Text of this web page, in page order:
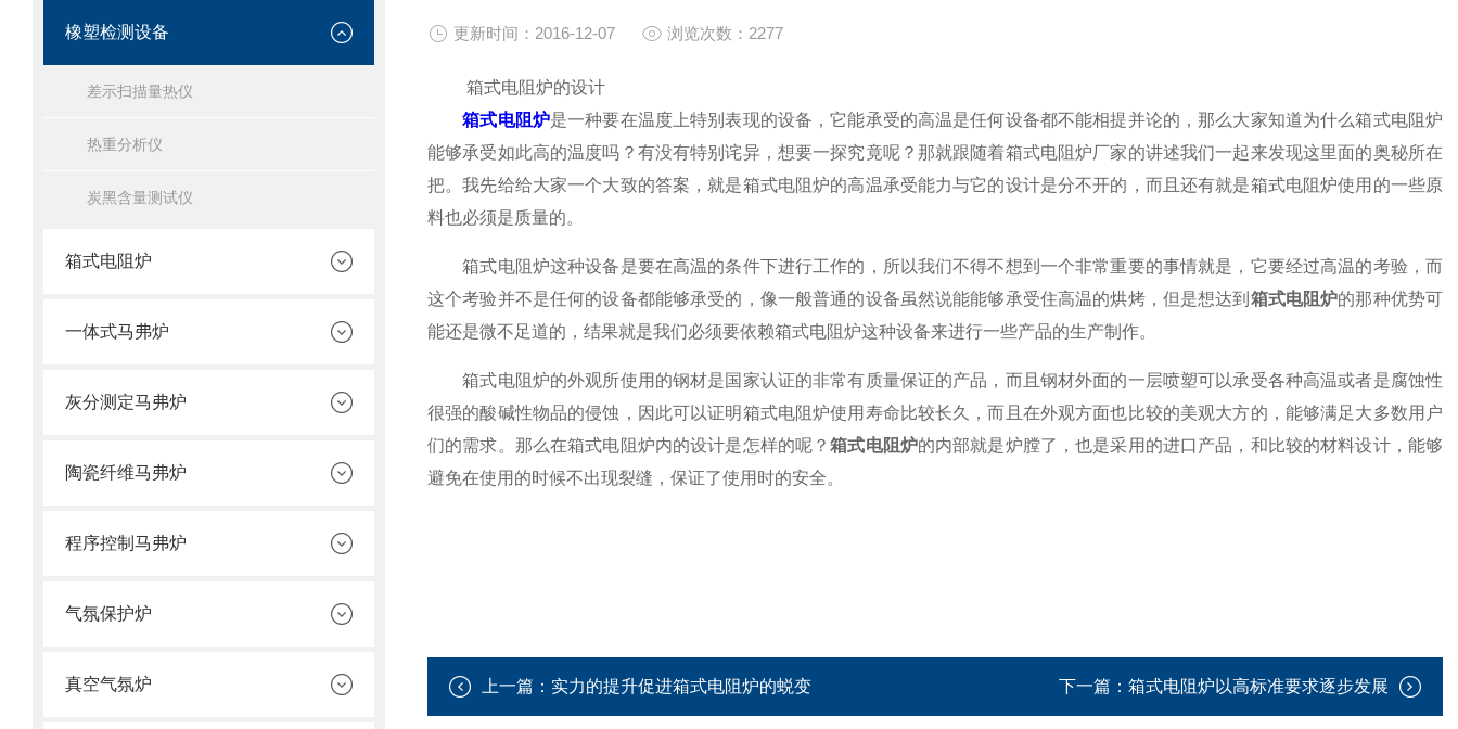
橡塑检测设备
差示扫描量热仪
热重分析仪
炭黑含量测试仪
箱式电阻炉
一体式马弗炉
灰分测定马弗炉
陶瓷纤维马弗炉
程序控制马弗炉
气氛保护炉
真空气氛炉
更新时间：2016-12-07 浏览次数：2277
箱式电阻炉的设计
箱式电阻炉是一种要在温度上特别表现的设备，它能承受的高温是任何设备都不能相提并论的，那么大家知道为什么箱式电阻炉
能够承受如此高的温度吗？有没有特别诧异，想要一探究竟呢？那就跟随着箱式电阻炉厂家的讲述我们一起来发现这里面的奥秘所在
把。我先给给大家一个大致的答案，就是箱式电阻炉的高温承受能力与它的设计是分不开的，而且还有就是箱式电阻炉使用的一些原
料也必须是质量的。
箱式电阻炉这种设备是要在高温的条件下进行工作的，所以我们不得不想到一个非常重要的事情就是，它要经过高温的考验，而
这个考验并不是任何的设备都能够承受的，像一般普通的设备虽然说能能够承受住高温的烘烤，但是想达到 箱式电阻炉的那种优势可
能还是微不足道的，结果就是我们必须要依赖箱式电阻炉这种设备来进行一些产品的生产制作。
箱式电阻炉的外观所使用的钢材是国家认证的非常有质量保证的产品，而且钢材外面的一层喷塑可以承受各种高温或者是腐蚀性
很强的酸碱性物品的侵蚀，因此可以证明箱式电阻炉使用寿命比较长久，而且在外观方面也比较的美观大方的，能够满足大多数用户
们的需求。那么在箱式电阻炉内的设计是怎样的呢？箱式电阻炉的内部就是炉膛了，也是采用的进口产品，和比较的材料设计，能够
避免在使用的时候不出现裂缝，保证了使用时的安全。
上一篇： 实力的提升促进箱式电阻炉的蜕变 下一篇： 箱式电阻炉以高标准要求逐步发展